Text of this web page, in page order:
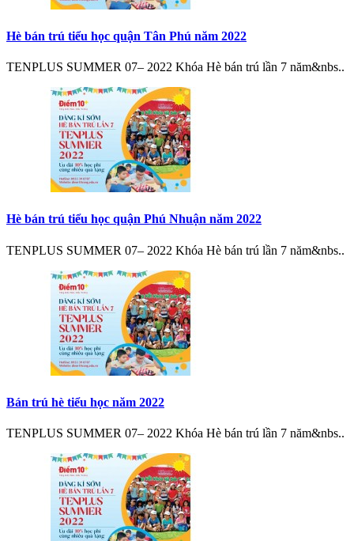
Hè bán trú tiểu học quận Tân Phú năm 2022
TENPLUS SUMMER 07– 2022 Khóa Hè bán trú lần 7 năm&nbs..
Hè bán trú tiểu học quận Phú Nhuận năm 2022
TENPLUS SUMMER 07– 2022 Khóa Hè bán trú lần 7 năm&nbs..
Bán trú hè tiểu học năm 2022
TENPLUS SUMMER 07– 2022 Khóa Hè bán trú lần 7 năm&nbs..